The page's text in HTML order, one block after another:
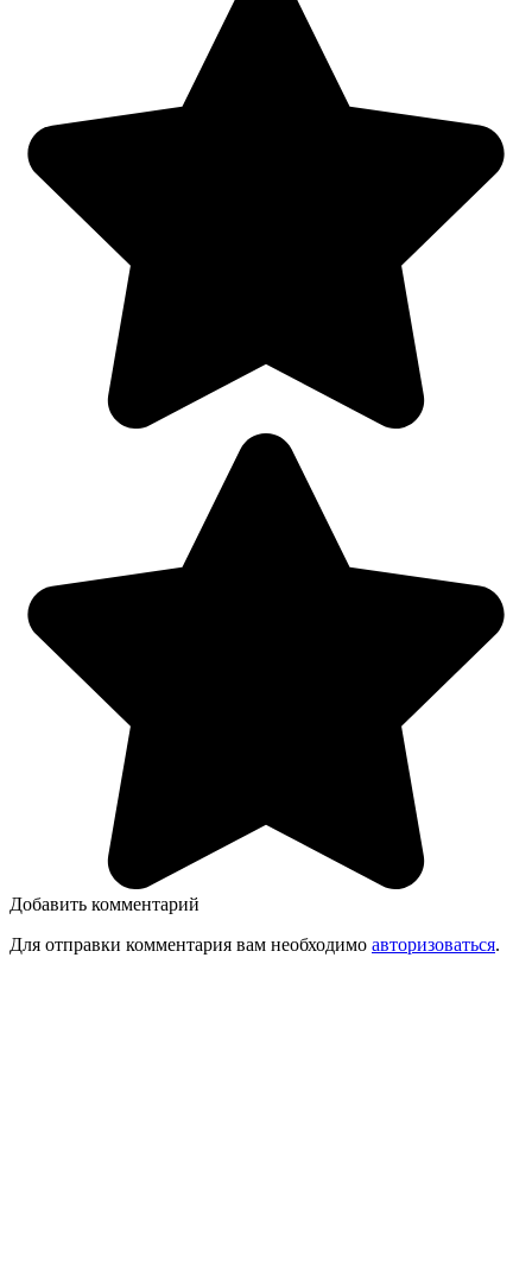
Добавить комментарий
Для отправки комментария вам необходимо авторизоваться.